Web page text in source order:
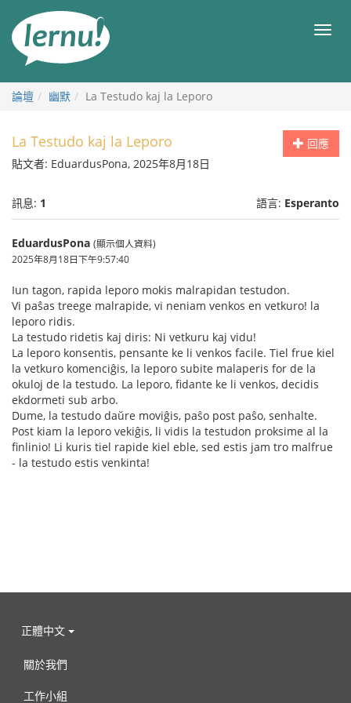
目
論壇 幽默 La Testudo kaj la Leporo
回應
La Testudo kaj la Leporo
貼文者: EduardusPona, 2025年8月18日
訊息: 1 語言: Esperanto
EduardusPona (顯示個人資料)
2025年8月18日下午9:57:40
Iun tagon, rapida leporo mokis malrapidan testudon.
Vi paŝas treege malrapide, vi neniam venkos en vetkuro! la
leporo ridis.
La testudo ridetis kaj diris: Ni vetkuru kaj vidu!
La leporo konsentis, pensante ke li venkos facile. Tiel frue kiel
la vetkuro komenciĝis, la leporo subite malaperis for de la
okuloj de la testudo. La leporo, fidante ke li venkos, decidis
ekdormeti sub arbo.
Dume, la testudo daŭre moviĝis, paŝo post paŝo, senhalte.
Post kiam la leporo vekiĝis, li vidis la testudon proksime al la
finlinio! Li kuris tiel rapide kiel eble, sed estis jam tro malfrue
- la testudo estis venkinta!
正體中文
關於我們
工作小組